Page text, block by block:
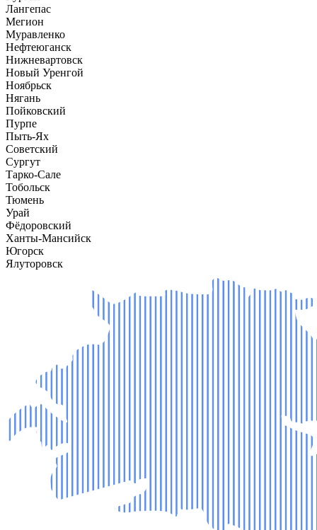
Лангепас
Мегион
Муравленко
Нефтеюганск
Нижневартовск
Новый Уренгой
Ноябрьск
Нягань
Пойковский
Пурпе
Пыть-Ях
Советский
Сургут
Тарко-Сале
Тобольск
Тюмень
Урай
Фёдоровский
Ханты-Мансийск
Югорск
Ялуторовск